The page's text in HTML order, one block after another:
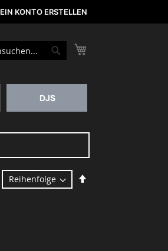
EIN KONTO ERSTELLEN
DJS